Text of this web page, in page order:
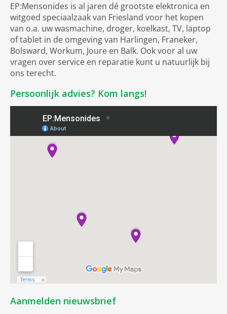
EP:Mensonides is al jaren dé grootste elektronica en
witgoed speciaalzaak van Friesland voor het kopen
van o.a. uw wasmachine, droger, koelkast, TV, laptop
of tablet in de omgeving van Harlingen, Franeker,
Bolsward, Workum, Joure en Balk. Ook voor al uw
vragen over service en reparatie kunt u natuurlijk bij
ons terecht.
Persoonlijk advies? Kom langs!
Aanmelden nieuwsbrief